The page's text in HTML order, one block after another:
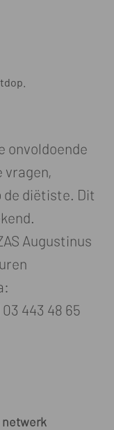
onvoldoende
vragen,
de diëtiste. Dit
Augustinus
03 443 48 65
netwerk